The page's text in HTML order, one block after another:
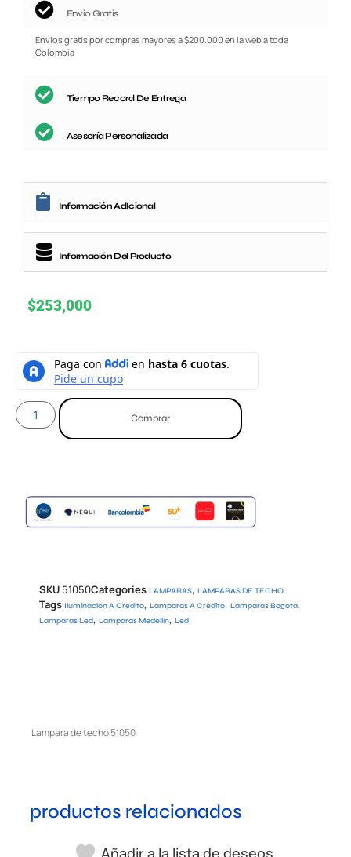
Envio Gratis
Envios gratis por compras mayores a $200.000 en la web a toda
Colombia
Tiempo Record De Entrega
Asesoría Personalizada
Información AdIcional
Información Del Producto
$253,000
Comprar
SKU 51050Categories LAMPARAS, LAMPARAS DE TECHO
Tags Iluminacion A Credito, Lamparas A Credito, Lamparas Bogota,
Lamparas Led, Lamparas Medellin, Led
Lampara de techo 51050
productos relacionados
Añadir a la lista de deseos